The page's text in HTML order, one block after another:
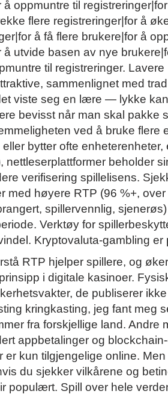
å oppmuntre til
flere registreringer|for å
å få flere brukere|for å
å utvide basen av nye
til registreringer.
sammenlignet med
viste seg en lære — lykke
bevisst når man skal pakke
ved å bruke flere
eller bytter ofte
nettleserplattformer beholder
verifisering spillelisens.
med høyere RTP (96 %+,
spillervennlig,
Verktøy for
Kryptovaluta-gambling er
RTP hjelper spillere, og
i digitale kasinoer.
de publiserer
kringkasting, jeg fant meg
fra forskjellige land. Andre
appbetalinger og
er kun tilgjengelige online.
du sjekker vilkårene og
populært. Spill over hele